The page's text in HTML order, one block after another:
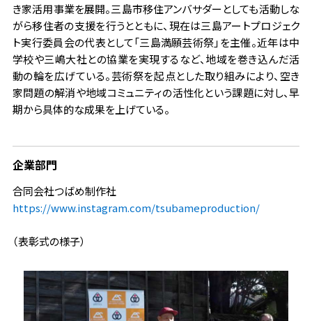
き家活用事業を展開。三島市移住アンバサダーとしても活動しな
がら移住者の支援を行うとともに、現在は三島アートプロジェク
ト実行委員会の代表として「三島満願芸術祭」を主催。近年は中
学校や三嶋大社との協業を実現するなど、地域を巻き込んだ活
動の輪を広げている。芸術祭を起点とした取り組みにより、空き
家問題の解消や地域コミュニティの活性化という課題に対し、早
期から具体的な成果を上げている。
企業部門
合同会社つばめ制作社
https://www.instagram.com/tsubameproduction/
（表彰式の様子）